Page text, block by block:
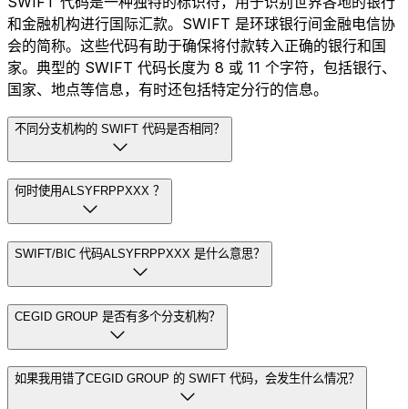
和金融机构进行国际汇款。SWIFT 是环球银行间金融电信协
会的简称。这些代码有助于确保将付款转入正确的银行和国
家。典型的 SWIFT 代码长度为 8 或 11 个字符，包括银行、
国家、地点等信息，有时还包括特定分行的信息。
不同分支机构的 SWIFT 代码是否相同？
何时使用ALSYFRPPXXX ？
SWIFT/BIC 代码ALSYFRPPXXX 是什么意思？
CEGID GROUP 是否有多个分支机构？
如果我用错了CEGID GROUP 的 SWIFT 代码，会发生什么情况？